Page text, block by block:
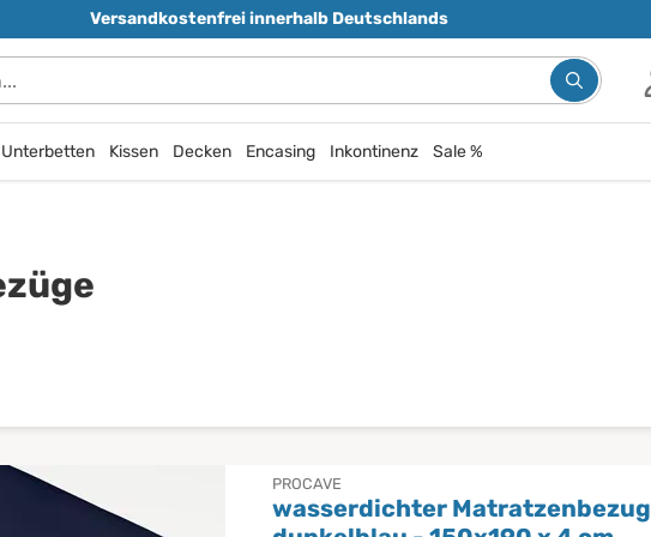
Versandkostenfrei innerhalb Deutschlands
Unterbetten Kissen Decken Encasing Inkontinenz Sale %
PROCAVE
wasserdichter Matratzenbezug